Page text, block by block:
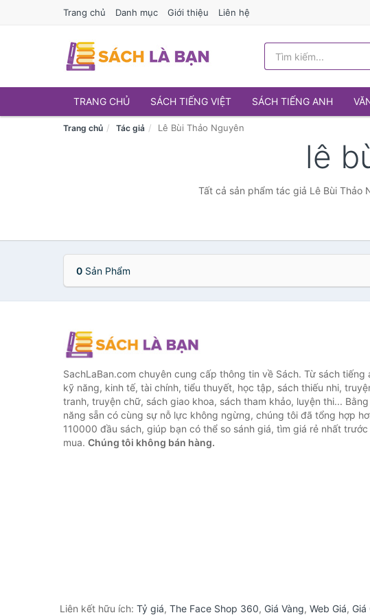
Trang chủ Danh mục Giới thiệu Liên hệ
TRANG CHỦ SÁCH TIẾNG VIỆT SÁCH TIẾNG ANH
Trang chủ Tác giả Lê Bùi Thảo Nguyên
lê
Tất cả sản phẩm tác giả Lê Bùi Thảo
0 Sản Phẩm
SachLaBan.com chuyên cung cấp thông tin về Sách. Từ sách tiếng
kỹ năng, kinh tế, tài chính, tiểu thuyết, học tập, sách thiếu nhi,
tranh, truyện chữ, sách giao khoa, sách tham khảo, luyện thi...
năng sẵn có cùng sự nỗ lực không ngừng, chúng tôi đã tổng hợp
110000 đầu sách, giúp bạn có thể so sánh giá, tìm giá rẻ nhất trước
mua. Chúng tôi không bán hàng.
Liên kết hữu ích: Tỷ giá, The Face Shop 360, Giá Vàng, Web Giá, Giá